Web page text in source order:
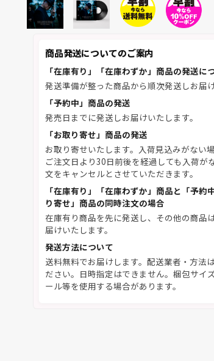
商品発送についてのご案内
「在庫有り」「在庫わずか」商品の発送に
発送準備が整った商品から順次発送しお届
「予約中」商品の発送
発売日までに発送しお届けいたします。
「お取り寄せ」商品の発送
お取り寄せいたします。入荷見込みがない
ご注文日より30日前後を経過しても入荷が
文をキャンセルとさせていただきます。
「在庫有り」「在庫わずか」商品と「予約
り寄せ」商品の同時注文の場合
在庫有り商品を先に発送し、その他の商品
届けいたします。
発送方法について
送料無料でお届けします。配送業者・方法
ださい。日時指定はできません。梱包サイ
ール等を使用する場合があります。